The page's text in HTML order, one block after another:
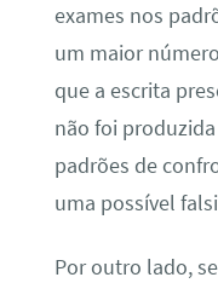
exames nos
um maior
que a escrita
não foi
padrões de
uma possível
Por outro lado,